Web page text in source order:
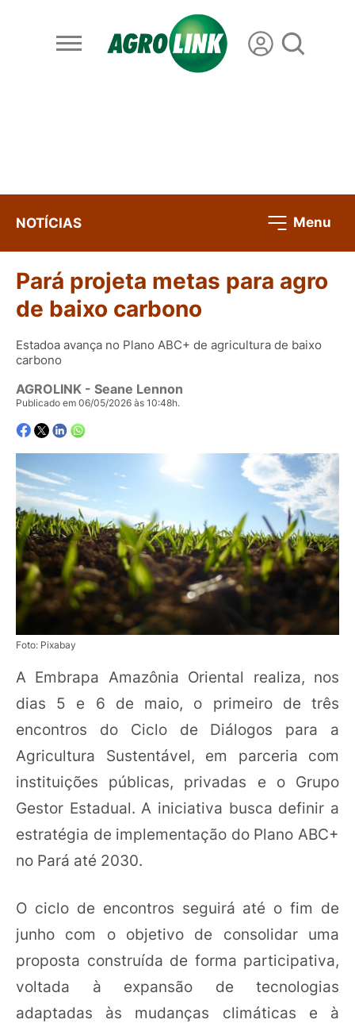
NOTÍCIAS Menu
Pará projeta metas para agro
de baixo carbono
Estadoa avança no Plano ABC+ de agricultura de baixo
carbono
AGROLINK - Seane Lennon
Publicado em 06/05/2026 às 10:48h.
Foto: Pixabay
A Embrapa Amazônia Oriental realiza, nos
dias 5 e 6 de maio, o primeiro de três
encontros do Ciclo de Diálogos para a
Agricultura Sustentável, em parceria com
instituições públicas, privadas e o Grupo
Gestor Estadual. A iniciativa busca definir a
estratégia de implementação do Plano ABC+
no Pará até 2030.
O ciclo de encontros seguirá até o fim de
junho com o objetivo de consolidar uma
proposta construída de forma participativa,
voltada à expansão de tecnologias
adaptadas às mudanças climáticas e à